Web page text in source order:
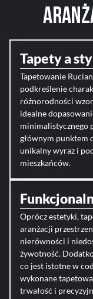
Tapety a
Tapetowanie
podkreślenie
różnorodności
idealne
minimalistycznego
głównym punktem
unikalny wyraz i
mieszkańców.
Oprócz estetyki,
aranżacji
nierówności i
żywotność.
co jest istotne w
wykonane
trwałość i